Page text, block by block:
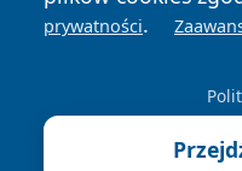
prywatności.